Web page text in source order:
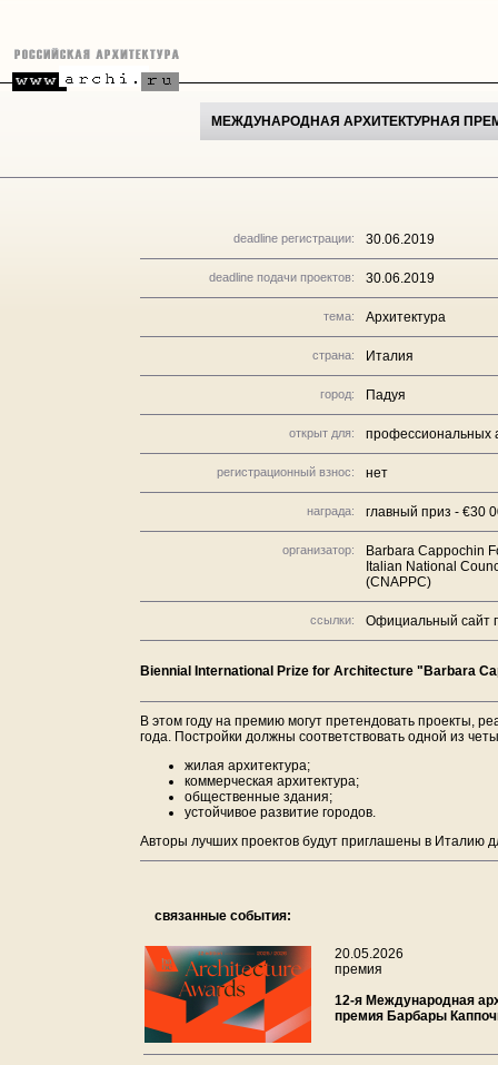
МЕЖДУНАРОДНАЯ АРХИТЕКТУРНАЯ
deadline регистрации: 30.06.2019
deadline подачи проектов: 30.06.2019
тема: Архитектура
страна: Италия
город: Падуя
открыт для: профессиональных
регистрационный взнос: нет
награда: главный приз - €30
организатор:
Barbara Cappochin
Italian National
(CNAPPC)
ссылки: Официальный сайт
Biennial International Prize for Architecture "Barbara
В этом году на премию могут претендовать проекты,
года. Постройки должны соответствовать одной из
жилая архитектура;
коммерческая архитектура;
общественные здания;
устойчивое развитие городов.
Авторы лучших проектов будут приглашены в Италию
связанные события:
20.05.2026
премия
12-я Международная
премия Барбары